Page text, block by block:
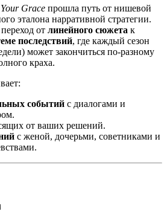
Your Grace прошла путь от нишевой
эталона нарративной стратегии.
от линейного сюжета к
последствий, где каждый сезон
может закончиться по-разному
краха.
событий с диалогами и
от ваших решений.
с женой, дочерьми, советниками и